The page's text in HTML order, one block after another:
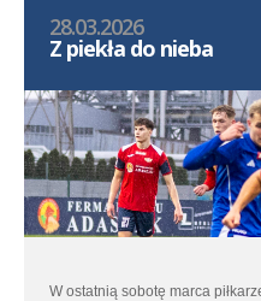
28.03.2026
Z piekła do nieba
W ostatnią sobotę marca